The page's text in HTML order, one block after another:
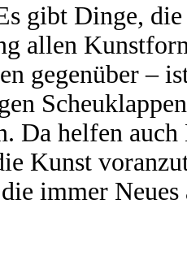
gibt Dinge,
allen
gegenüber –
Da helfen
Kunst
immer